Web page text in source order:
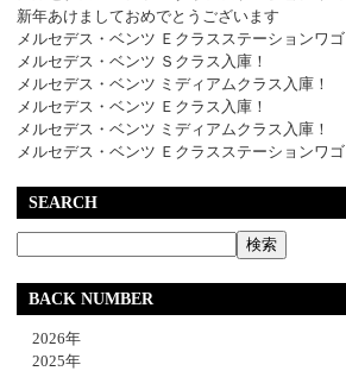
新年あけましておめでとうございます
メルセデス・ベンツ Ｅクラスステーションワ
メルセデス・ベンツ Ｓクラス入庫！
メルセデス・ベンツ ミディアムクラス入庫！
メルセデス・ベンツ Ｅクラス入庫！
メルセデス・ベンツ ミディアムクラス入庫！
メルセデス・ベンツ Ｅクラスステーションワ
SEARCH
BACK NUMBER
2026年
2025年